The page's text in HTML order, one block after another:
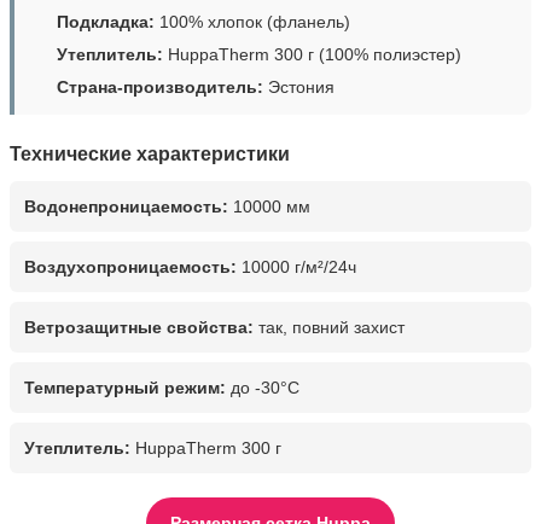
Подкладка: 100% хлопок (фланель)
Утеплитель: HuppaTherm 300 г (100% полиэстер)
Страна-производитель: Эстония
Технические характеристики
Водонепроницаемость: 10000 мм
Воздухопроницаемость: 10000 г/м²/24ч
Ветрозащитные свойства: так, повний захист
Температурный режим: до -30°C
Утеплитель: HuppaTherm 300 г